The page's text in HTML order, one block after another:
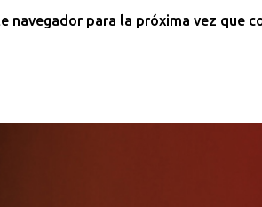
navegador para la próxima vez que